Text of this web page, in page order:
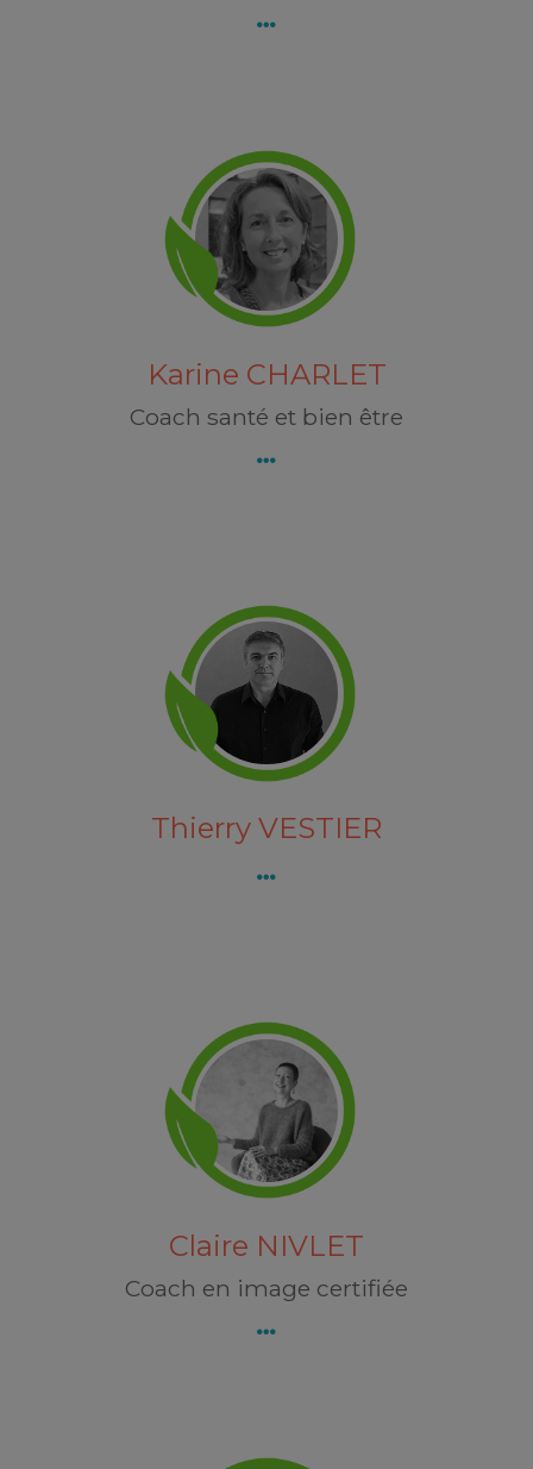
Karine CHARLET
Coach santé et bien être
Karine CHARLET
VERNON
Thierry VESTIER
Thierry VESTIER
Découvrez Thierry VESTIER
Claire NIVLET
Coach en image certifiée
Claire NIVLET
54410 LANEUVEVILLE-DEVANT-NANCY